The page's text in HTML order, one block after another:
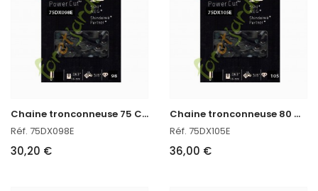
C
haine tronconneuse 75 CM Oregon 75DX098E
Réf. 75DX098E
30,20 €
C
haine tronconneuse 80 CM Oregon 75DX105E
Réf. 75DX105E
36,00 €